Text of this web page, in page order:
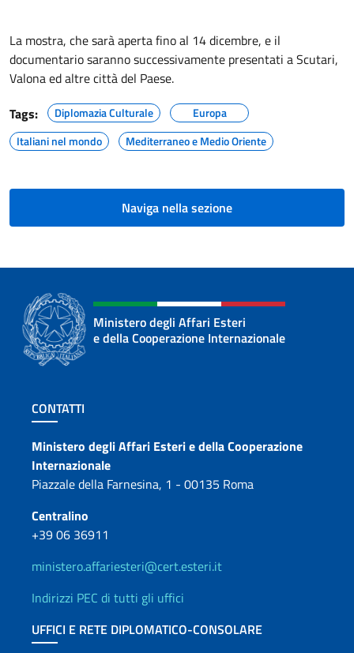
La mostra, che sarà aperta fino al 14 dicembre, e il
documentario saranno successivamente presentati a Scutari,
Valona ed altre città del Paese.
Tags:
Diplomazia Culturale
Europa
Italiani nel mondo
Mediterraneo e Medio Oriente
Naviga nella sezione
Ministero degli Affari Esteri
e della Cooperazione Internazionale
Sezione footer
CONTATTI
Contatti
Ministero degli Affari Esteri e della Cooperazione
Internazionale
Piazzale della Farnesina, 1 - 00135 Roma
Centralino
+39 06 36911
ministero.affariesteri@cert.esteri.it
Indirizzi PEC di tutti gli uffici
UFFICI E RETE DIPLOMATICO-CONSOLARE